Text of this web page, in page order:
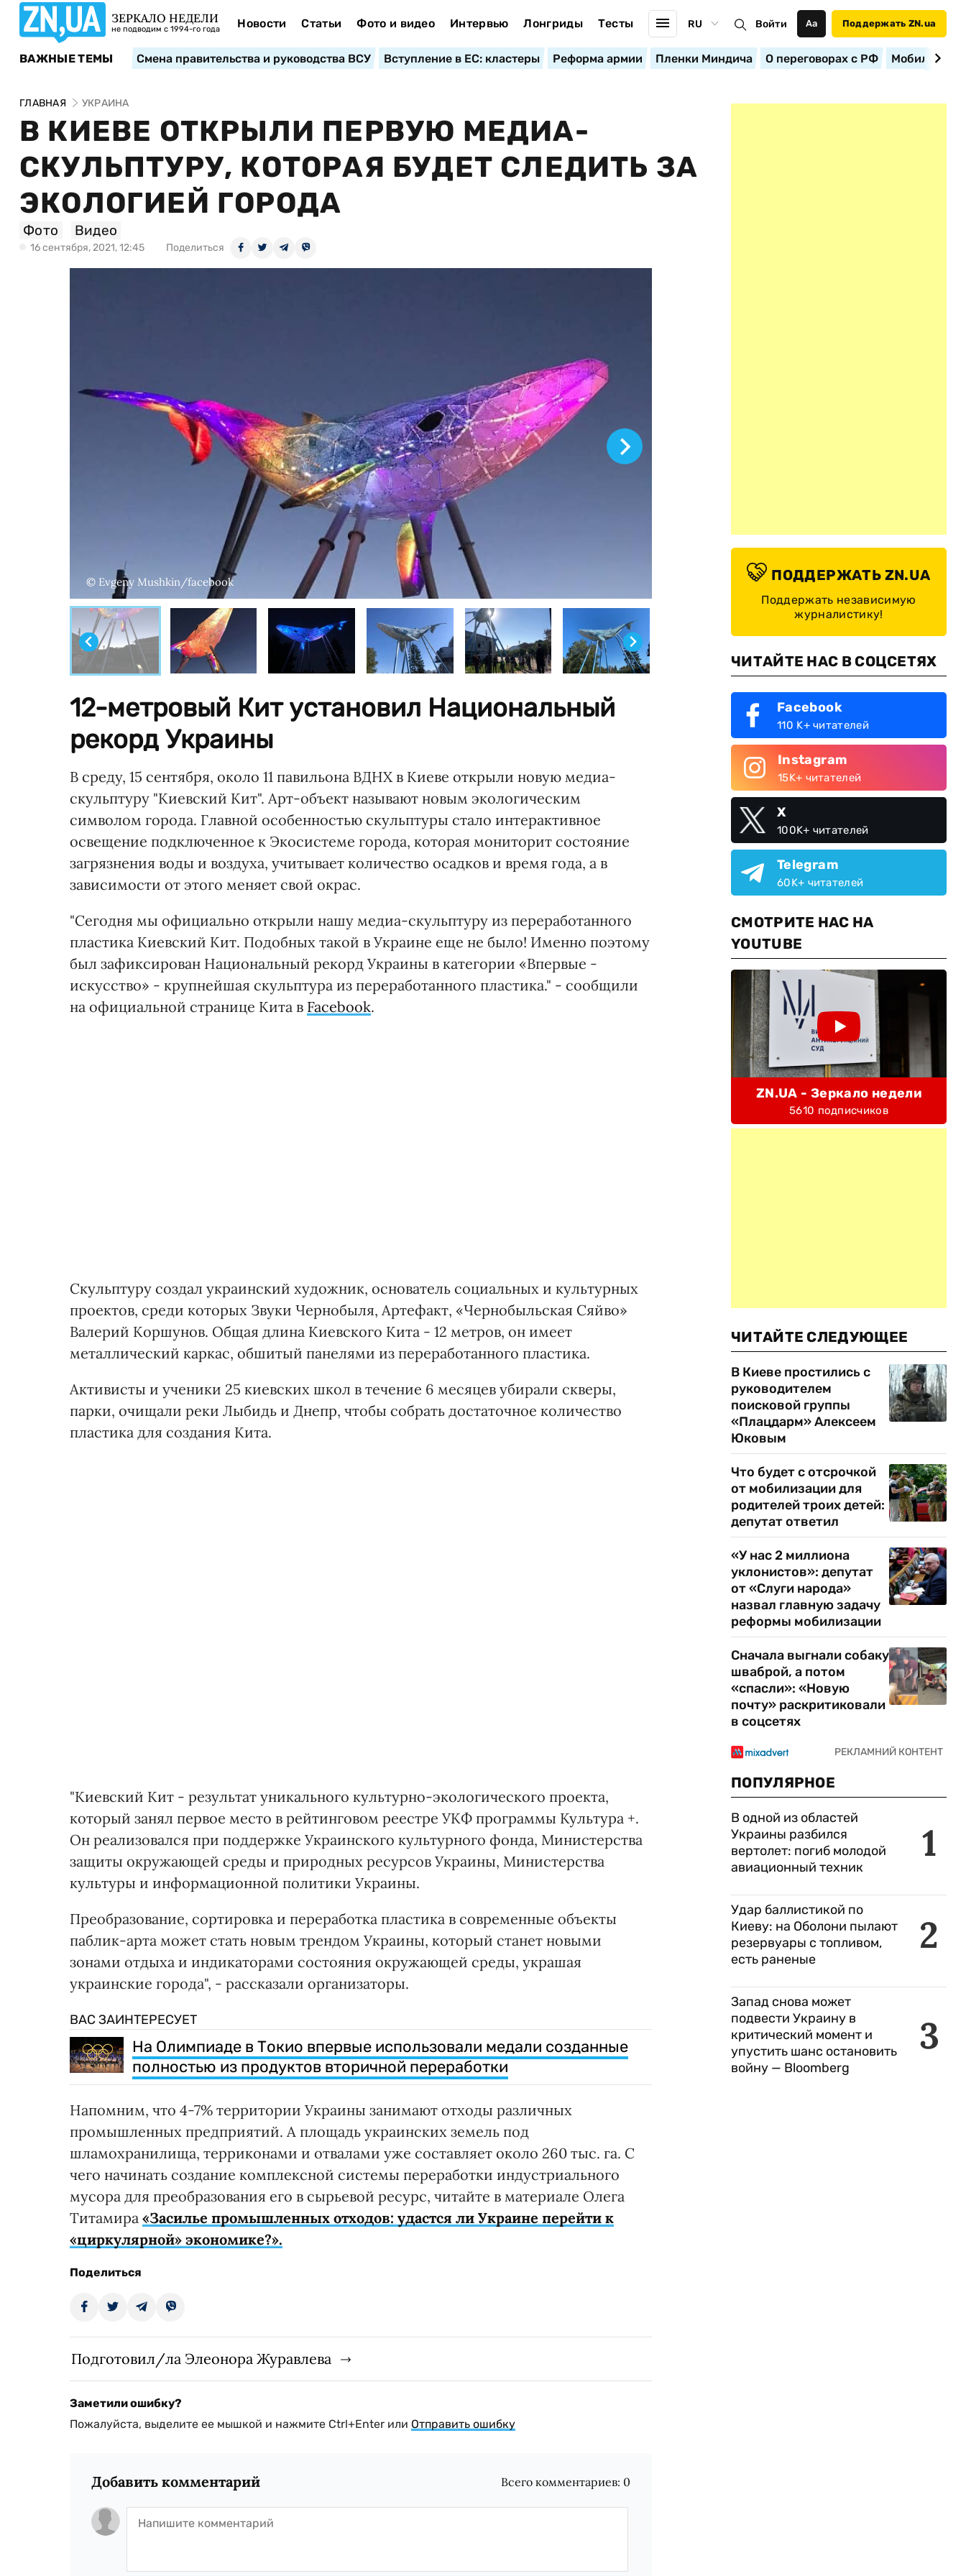
ЗЕРКАЛО НЕДЕЛИ
не подводим с 1994-го года Новости Статьи Фото и видео Интервью Лонгриды Тесты RU Войти Аа Поддержать ZN.ua
ВАЖНЫЕ ТЕМЫ Смена правительства и руководства ВСУ Вступление в ЕС: кластеры Реформа армии Пленки Миндича О переговорах с РФ
ГЛАВНАЯ УКРАИНА
В КИЕВЕ ОТКРЫЛИ ПЕРВУЮ МЕДИА-
СКУЛЬПТУРУ, КОТОРАЯ БУДЕТ СЛЕДИТЬ ЗА
ЭКОЛОГИЕЙ ГОРОДА
Фото Видео
16 сентября, 2021, 12:45 Поделиться
© Evgeny Mushkin/facebook © Evgeny Mushkin/facebook
12-метровый Кит установил Национальный
рекорд Украины
В среду, 15 сентября, около 11 павильона ВДНХ в Киеве открыли новую медиа-
скульптуру "Киевский Кит". Арт-объект называют новым экологическим
символом города. Главной особенностью скульптуры стало интерактивное
освещение подключенное к Экосистеме города, которая мониторит состояние
загрязнения воды и воздуха, учитывает количество осадков и время года, а в
зависимости от этого меняет свой окрас.
"Сегодня мы официально открыли нашу медиа-скульптуру из переработанного
пластика Киевский Кит. Подобных такой в Украине еще не было! Именно поэтому
был зафиксирован Национальный рекорд Украины в категории «Впервые -
искусство» - крупнейшая скульптура из переработанного пластика." - сообщили
на официальной странице Кита в Facebook.
Скульптуру создал украинский художник, основатель социальных и культурных
проектов, среди которых Звуки Чернобыля, Артефакт, «Чернобыльская Сяйво»
Валерий Коршунов. Общая длина Киевского Кита - 12 метров, он имеет
металлический каркас, обшитый панелями из переработанного пластика.
Активисты и ученики 25 киевских школ в течение 6 месяцев убирали скверы,
парки, очищали реки Лыбидь и Днепр, чтобы собрать достаточное количество
пластика для создания Кита.
"Киевский Кит - результат уникального культурно-экологического проекта,
который занял первое место в рейтинговом реестре УКФ программы Культура +.
Он реализовался при поддержке Украинского культурного фонда, Министерства
защиты окружающей среды и природных ресурсов Украины, Министерства
культуры и информационной политики Украины.
Преобразование, сортировка и переработка пластика в современные объекты
паблик-арта может стать новым трендом Украины, который станет новыми
зонами отдыха и индикаторами состояния окружающей среды, украшая
украинские города", - рассказали организаторы.
ВАС ЗАИНТЕРЕСУЕТ
На Олимпиаде в Токио впервые использовали медали созданные
полностью из продуктов вторичной переработки
Напомним, что 4-7% территории Украины занимают отходы различных
промышленных предприятий. А площадь украинских земель под
шламохранилища, терриконами и отвалами уже составляет около 260 тыс. га. С
чего начинать создание комплексной системы переработки индустриального
мусора для преобразования его в сырьевой ресурс, читайте в материале Олега
Титамира «Засилье промышленных отходов: удастся ли Украине перейти к
«циркулярной» экономике?».
Поделиться
Подготовил/ла Элеонора Журавлева
Заметили ошибку?
Пожалуйста, выделите ее мышкой и нажмите Ctrl+Enter или Отправить ошибку
Добавить комментарий Всего комментариев: 0
ПОДДЕРЖАТЬ ZN.UA
Поддержать независимую
журналистику!
ЧИТАЙТЕ НАС В СОЦСЕТЯХ
Facebook
110 K+ читателей
Instagram
15K+ читателей
X
100K+ читателей
Telegram
60K+ читателей
СМОТРИТЕ НАС НА
YOUTUBE
ZN.UA - Зеркало недели
5610 подписчиков
ЧИТАЙТЕ СЛЕДУЮЩЕЕ
В Киеве простились с
руководителем
поисковой группы
«Плацдарм» Алексеем
Юковым
Что будет с отсрочкой
от мобилизации для
родителей троих детей:
депутат ответил
«У нас 2 миллиона
уклонистов»: депутат
от «Слуги народа»
назвал главную задачу
реформы мобилизации
Сначала выгнали собаку
шваброй, а потом
«спасли»: «Новую
почту» раскритиковали
в соцсетях
ПОПУЛЯРНОЕ
1
В одной из областей
Украины разбился
вертолет: погиб молодой
авиационный техник
2
Удар баллистикой по
Киеву: на Оболони пылают
резервуары с топливом,
есть раненые
3
Запад снова может
подвести Украину в
критический момент и
упустить шанс остановить
войну — Bloomberg